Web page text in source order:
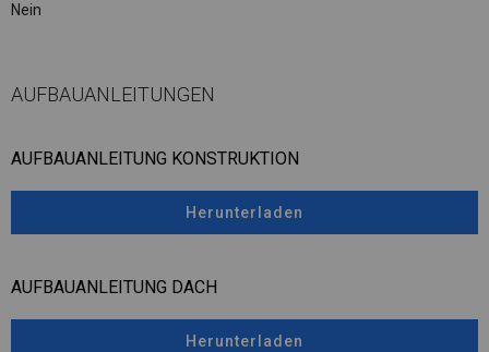
Nein
AUFBAUANLEITUNGEN
AUFBAUANLEITUNG KONSTRUKTION
Herunterladen
AUFBAUANLEITUNG DACH
Herunterladen